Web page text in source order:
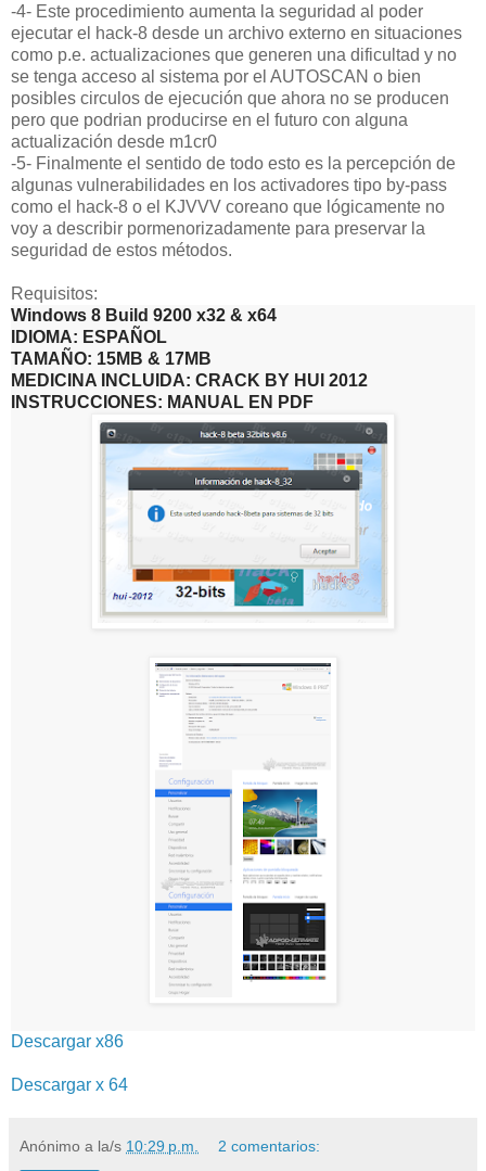
-4- Este procedimiento aumenta la seguridad al poder
ejecutar el hack-8 desde un archivo externo en situaciones
como p.e. actualizaciones que generen una dificultad y no
se tenga acceso al sistema por el AUTOSCAN o bien
posibles circulos de ejecución que ahora no se producen
pero que podrian producirse en el futuro con alguna
actualización desde m1cr0
-5- Finalmente el sentido de todo esto es la percepción de
algunas vulnerabilidades en los activadores tipo by-pass
como el hack-8 o el KJVVV coreano que lógicamente no
voy a describir pormenorizadamente para preservar la
seguridad de estos métodos.
Requisitos:
Windows 8 Build 9200 x32 & x64
IDIOMA: ESPAÑOL
TAMAÑO: 15MB & 17MB
MEDICINA INCLUIDA: CRACK BY HUI 2012
INSTRUCCIONES: MANUAL EN PDF
Descargar x86
Descargar x 64
Anónimo a la/s 10:29 p.m. 2 comentarios: